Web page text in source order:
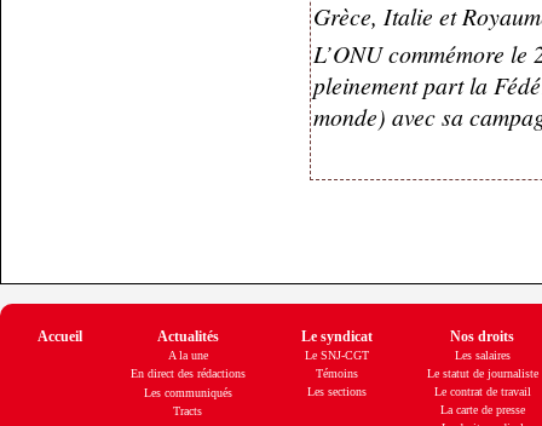
Grèce, Italie et
L’ONU commémore
pleinement part la
monde) avec sa
Accueil Actualités Le syndicat Nos droits
A la une
En direct des rédactions
Les communiqués
Tracts
Le SNJ-CGT
Témoins
Les sections
Les salaires
Le statut de journaliste
Le contrat de travail
La carte de presse